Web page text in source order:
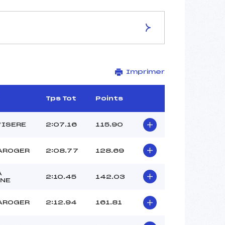
G
2091
2677/01/11
43
12:30
CLEMENT MAXENCE (SA)
Imprimer
Tps Tot Points
2:07.16 115.90
2:08.77 128.69
2:10.45 142.03
2:12.94 161.81